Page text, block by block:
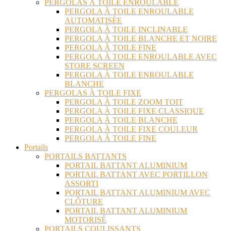
PERGOLAS À TOILE ENROULABLE
PERGOLA À TOILE ENROULABLE
AUTOMATISÉE
PERGOLA À TOILE INCLINABLE
PERGOLA À TOILE BLANCHE ET NOIRE
PERGOLA À TOILE FINE
PERGOLA À TOILE ENROULABLE AVEC
STORE SCREEN
PERGOLA À TOILE ENROULABLE
BLANCHE
PERGOLAS À TOILE FIXE
PERGOLA À TOILE ZOOM TOIT
PERGOLA À TOILE FIXE CLASSIQUE
PERGOLA À TOILE BLANCHE
PERGOLA À TOILE FIXE COULEUR
PERGOLA À TOILE FINE
Portails
PORTAILS BATTANTS
PORTAIL BATTANT ALUMINIUM
PORTAIL BATTANT AVEC PORTILLON
ASSORTI
PORTAIL BATTANT ALUMINIUM AVEC
CLÔTURE
PORTAIL BATTANT ALUMINIUM
MOTORISÉ
PORTAILS COULISSANTS